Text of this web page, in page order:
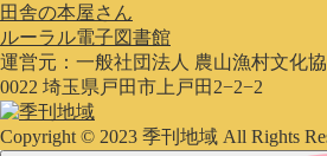
田舎の本屋さん
ルーラル電子図書館
運営元：一般社団法人 農山漁村文化
0022 埼玉県戸田市上戸田2−2−2
Copyright © 2023 季刊地域 All Rights